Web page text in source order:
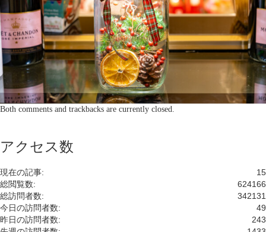
Both comments and trackbacks are currently closed.
アクセス数
15
現在の記事:
624166
総閲覧数:
342131
総訪問者数:
49
今日の訪問者数:
243
昨日の訪問者数: